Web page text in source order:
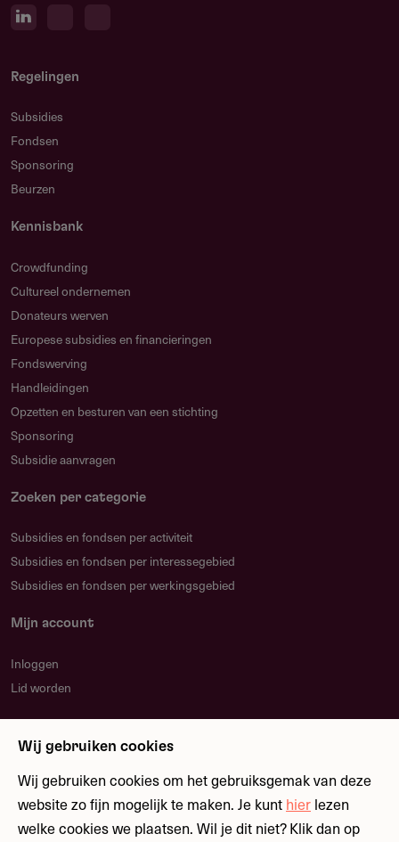
Regelingen
Subsidies
Fondsen
Sponsoring
Beurzen
Kennisbank
Crowdfunding
Cultureel ondernemen
Donateurs werven
Europese subsidies en financieringen
Fondswerving
Handleidingen
Opzetten en besturen van een stichting
Sponsoring
Subsidie aanvragen
Zoeken per categorie
Subsidies en fondsen per activiteit
Subsidies en fondsen per interessegebied
Subsidies en fondsen per werkingsgebied
Mijn account
Inloggen
Lid worden
Blijf op de hoogte over nieuwe regelingen en
fondsen
Meld je aan
Wij gebruiken cookies
Wij gebruiken cookies om het gebruiksgemak van deze
website zo fijn mogelijk te maken. Je kunt hier lezen
welke cookies we plaatsen. Wil je dit niet? Klik dan op